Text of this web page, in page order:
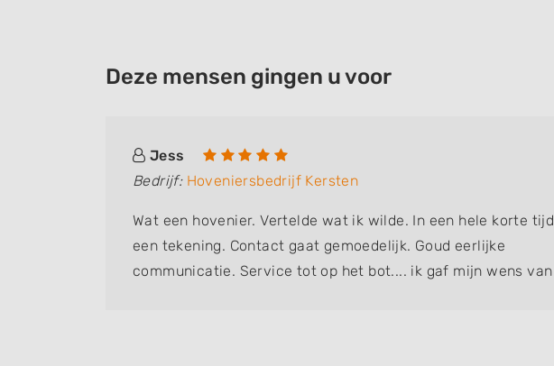
Deze mensen gingen u voor
Jess
Bedrijf: Hoveniersbedrijf Kersten
Wat een hovenier. Vertelde wat ik wilde. In een hele korte tijd
een tekening. Contact gaat gemoedelijk. Goud eerlijke
communicatie. Service tot op het bot.... ik gaf mijn wens van